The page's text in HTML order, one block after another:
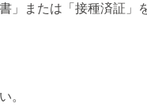
または「接種済証」
。